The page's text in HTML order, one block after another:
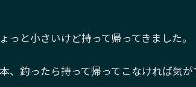
っと小さいけど持って帰ってきました。
、釣ったら持って帰ってこなければ気が